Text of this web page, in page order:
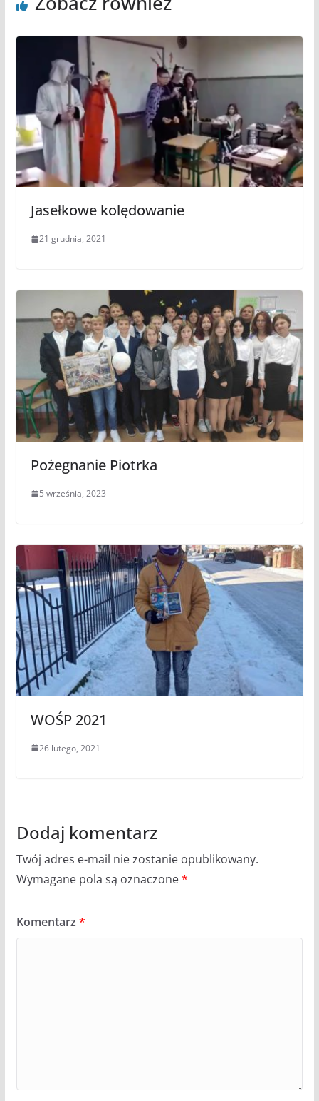
Jasełkowe kolędowanie
21 grudnia, 2021
Pożegnanie Piotrka
5 września, 2023
WOŚP 2021
26 lutego, 2021
Dodaj komentarz
Twój adres e-mail nie zostanie opublikowany.
Wymagane pola są oznaczone*
Komentarz *